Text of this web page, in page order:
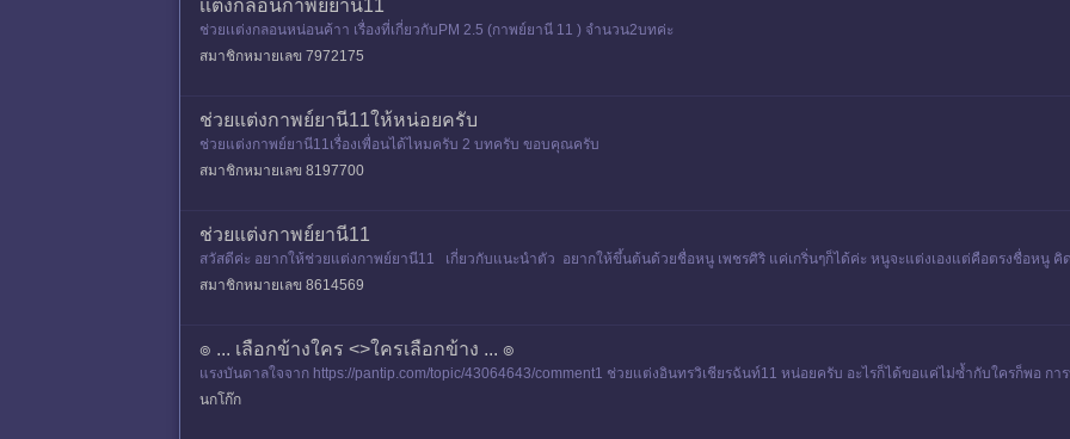
เเต่งกลอนกาพย์ยานี11
ช่วยเเต่งกลอนหน่อนค้าา เรื่องที่เกี่ยวกับPM 2.5 (กาพย์ยานี 11 ) จำนวน2บทค่ะ
สมาชิกหมายเลข 7972175
ช่วยแต่งกาพย์ยานี11ให้หน่อยครับ
ช่วยแต่งกาพย์ยานี11เรื่องเพื่อนได้ไหมครับ 2 บทครับ ขอบคุณครับ
สมาชิกหมายเลข 8197700
ช่วยแต่งกาพย์ยานี11
สวัสดีค่ะ อยากให้ช่วยแต่งกาพย์ยานี11 เกี่ยวกับแนะนำตัว อยากให้ขึ้นต้นด้วยชื่อหนู เพชรศิริ แค่เกริ่นๆก็ได้ค่ะ หนูจะแต่งเองแต่คือตรงชื่อหนู
สมาชิกหมายเลข 8614569
๏ ... เลือกข้างใคร <>ใครเลือกข้าง ... ๏
แรงบันดาลใจจาก https://pantip.com/topic/43064643/comment1 ช่วยแต่งอินทรวิเชียรฉันท์11 หน่อยครับ อะไรก็ได้ขอแค่ไม่ซ้ำกับใครก็พอ กา
นกโก๊ก